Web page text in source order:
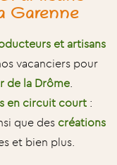
Garenne
et artisans
vacanciers pour
de la Drôme.
en circuit court:
que des créations
et bien plus.